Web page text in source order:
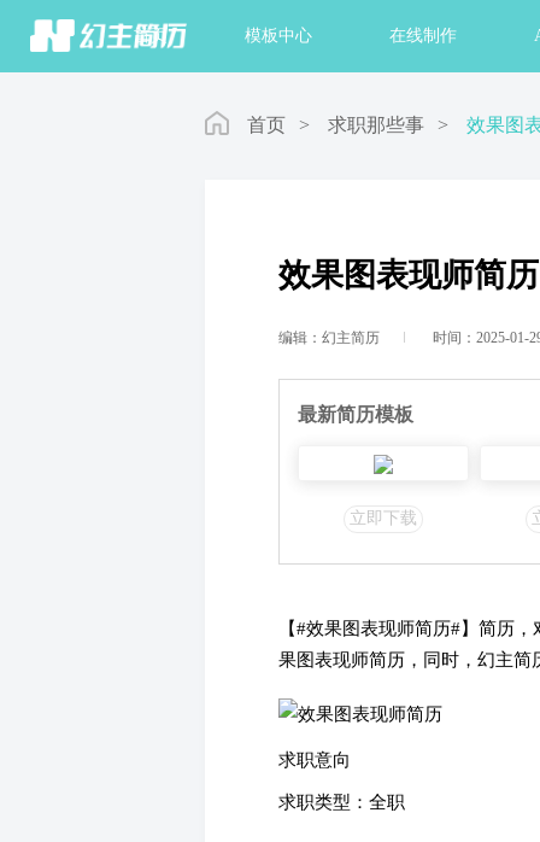
首页 模板中心 在线制作
首页 > 求职那些事 > 效果图
效果图表现师简
编辑：幻主简历 时间：2025-01-
最新简历模板
立即下载
【#效果图表现师简历#】简历
果图表现师简历，同时，幻主
求职意向
求职类型：全职